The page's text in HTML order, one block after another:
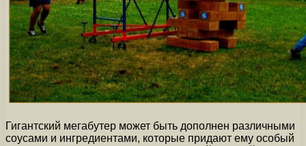
Гигантский мегабутер может быть дополнен различными
соусами и ингредиентами, которые придают ему особый